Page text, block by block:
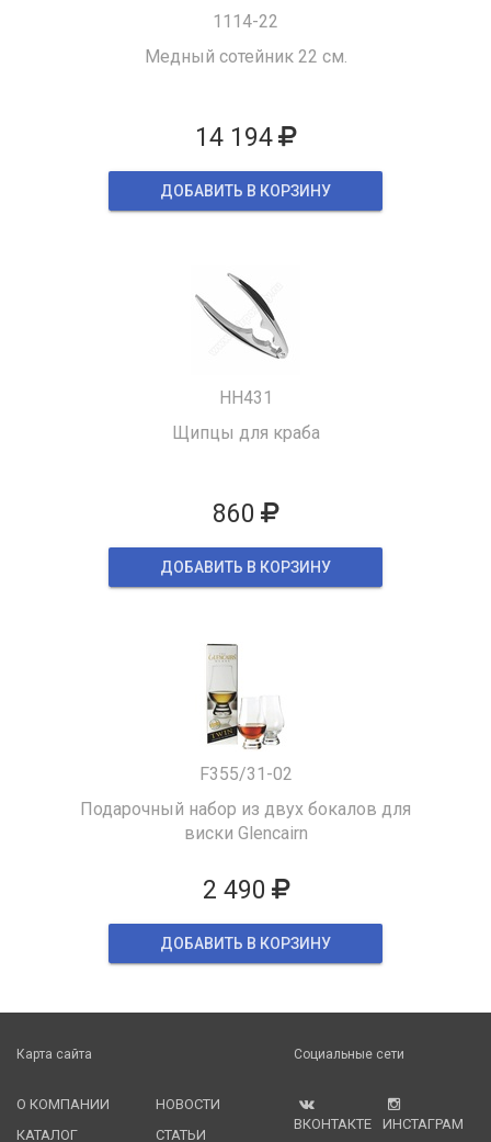
1114-22
Медный сотейник 22 см.
14 194
ДОБАВИТЬ В КОРЗИНУ
HH431
Щипцы для краба
860
ДОБАВИТЬ В КОРЗИНУ
F355/31-02
Подарочный набор из двух бокалов для
виски Glencairn
2 490
ДОБАВИТЬ В КОРЗИНУ
Карта сайта
О КОМПАНИИ
КАТАЛОГ
НОВОСТИ
СТАТЬИ
Социальные сети
ВКОНТАКТЕ ИНСТАГРАМ